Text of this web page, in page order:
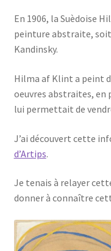
En 1906, la Suèdoise
peinture abstraite, soit
Kandinsky.
Hilma af Klint a peint
oeuvres abstraites,
lui permettait de
J’ai découvert cette
d’Artips.
Je tenais à relayer
donner à connaître